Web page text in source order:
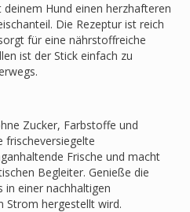
Hund einen herzhafteren
Die Rezeptur ist reich
für eine nährstoffreiche
ist der Stick einfach zu
Zucker, Farbstoffe und
frischeversiegelte
Frische und macht
Begleiter. Genieße die
in einer nachhaltigen
Strom hergestellt wird.